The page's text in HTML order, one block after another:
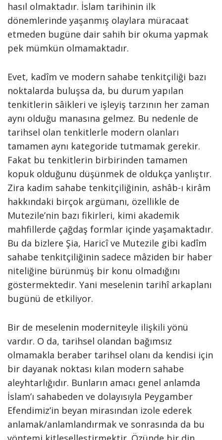
hasıl olmaktadır. İslam tarihinin ilk
dönemlerinde yaşanmış olaylara müracaat
etmeden bugüne dair sahih bir okuma yapmak
pek mümkün olmamaktadır.
Evet, kadîm ve modern sahabe tenkitçiliği bazı
noktalarda buluşsa da, bu durum yapılan
tenkitlerin sâikleri ve işleyiş tarzının her zaman
aynı olduğu manasına gelmez. Bu nedenle de
tarihsel olan tenkitlerle modern olanları
tamamen aynı kategoride tutmamak gerekir.
Fakat bu tenkitlerin birbirinden tamamen
kopuk olduğunu düşünmek de oldukça yanlıştır.
Zira kadim sahabe tenkitçiliğinin, ashâb-ı kirâm
hakkındaki birçok argümanı, özellikle de
Mutezile’nin bazı fikirleri, kimi akademik
mahfillerde çağdaş formlar içinde yaşamaktadır.
Bu da bizlere Şia, Haricî ve Mutezile gibi kadîm
sahabe tenkitçiliğinin sadece mâziden bir haber
niteliğine bürünmüş bir konu olmadığını
göstermektedir. Yani meselenin tarihî arkaplanı
bugünü de etkiliyor.
Bir de meselenin moderniteyle ilişkili yönü
vardır. O da, tarihsel olandan bağımsız
olmamakla beraber tarihsel olanı da kendisi için
bir dayanak noktası kılan modern sahabe
aleyhtarlığıdır. Bunların amacı genel anlamda
İslam’ı sahabeden ve dolayısıyla Peygamber
Efendimiz’in beyan mirasından izole ederek
anlamak/anlamlandırmak ve sonrasında da bu